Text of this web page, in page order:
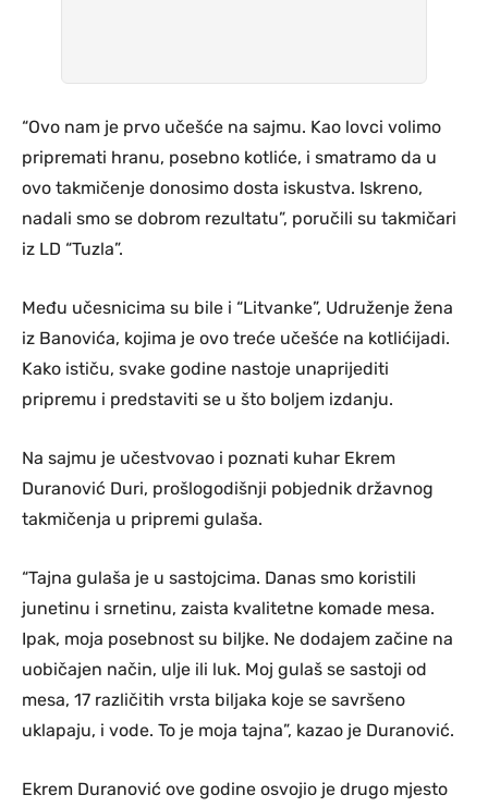
“Ovo nam je prvo učešće na sajmu. Kao lovci volimo
pripremati hranu, posebno kotliće, i smatramo da u
ovo takmičenje donosimo dosta iskustva. Iskreno,
nadali smo se dobrom rezultatu”, poručili su takmičari
iz LD “Tuzla”.
Među učesnicima su bile i “Litvanke”, Udruženje žena
iz Banovića, kojima je ovo treće učešće na kotlićijadi.
Kako ističu, svake godine nastoje unaprijediti
pripremu i predstaviti se u što boljem izdanju.
Na sajmu je učestvovao i poznati kuhar Ekrem
Duranović Duri, prošlogodišnji pobjednik državnog
takmičenja u pripremi gulaša.
“Tajna gulaša je u sastojcima. Danas smo koristili
junetinu i srnetinu, zaista kvalitetne komade mesa.
Ipak, moja posebnost su biljke. Ne dodajem začine na
uobičajen način, ulje ili luk. Moj gulaš se sastoji od
mesa, 17 različitih vrsta biljaka koje se savršeno
uklapaju, i vode. To je moja tajna”, kazao je Duranović.
Ekrem Duranović ove godine osvojio je drugo mjesto